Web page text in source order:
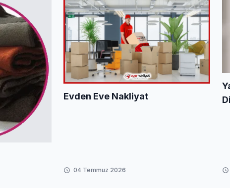
Evden Eve Nakliyat
04 Temmuz 2026